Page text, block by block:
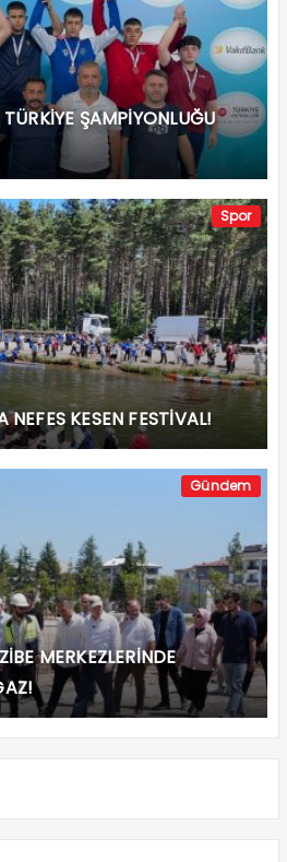
TÜRKİYE ŞAMPİYONLUĞU
Spor
NEFES KESEN FESTİVAL!
Gündem
MERKEZLERİNDE